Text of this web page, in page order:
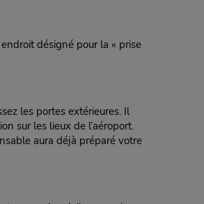
désigné pour la « prise
les portes extérieures. Il
sur les lieux de l’aéroport.
aura déjà préparé votre